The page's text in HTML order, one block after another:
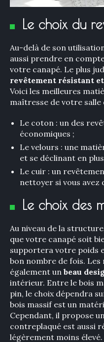
Le choix du
Au-delà de son
aussi prendre en
votre canapé. Le plus
revêtement résistant
Voici les meilleures
maîtresse de votre salle
Le coton : un des
économiques ;
Le velours : une
et se déclinant en
Le cuir : un
nettoyer si vous avez
Le choix des
Au niveau de la
que votre canapé soit
supportera votre poids
bon nombre de fois.
également un beau
intérieur. Entre le bois
pin, le choix dépendra
bois massif est un
Cependant, il propose
contreplaqué est aussi
légèrement moins